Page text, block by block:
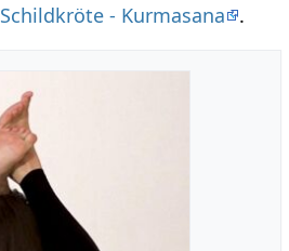
Schildkröte - Kurmasana .